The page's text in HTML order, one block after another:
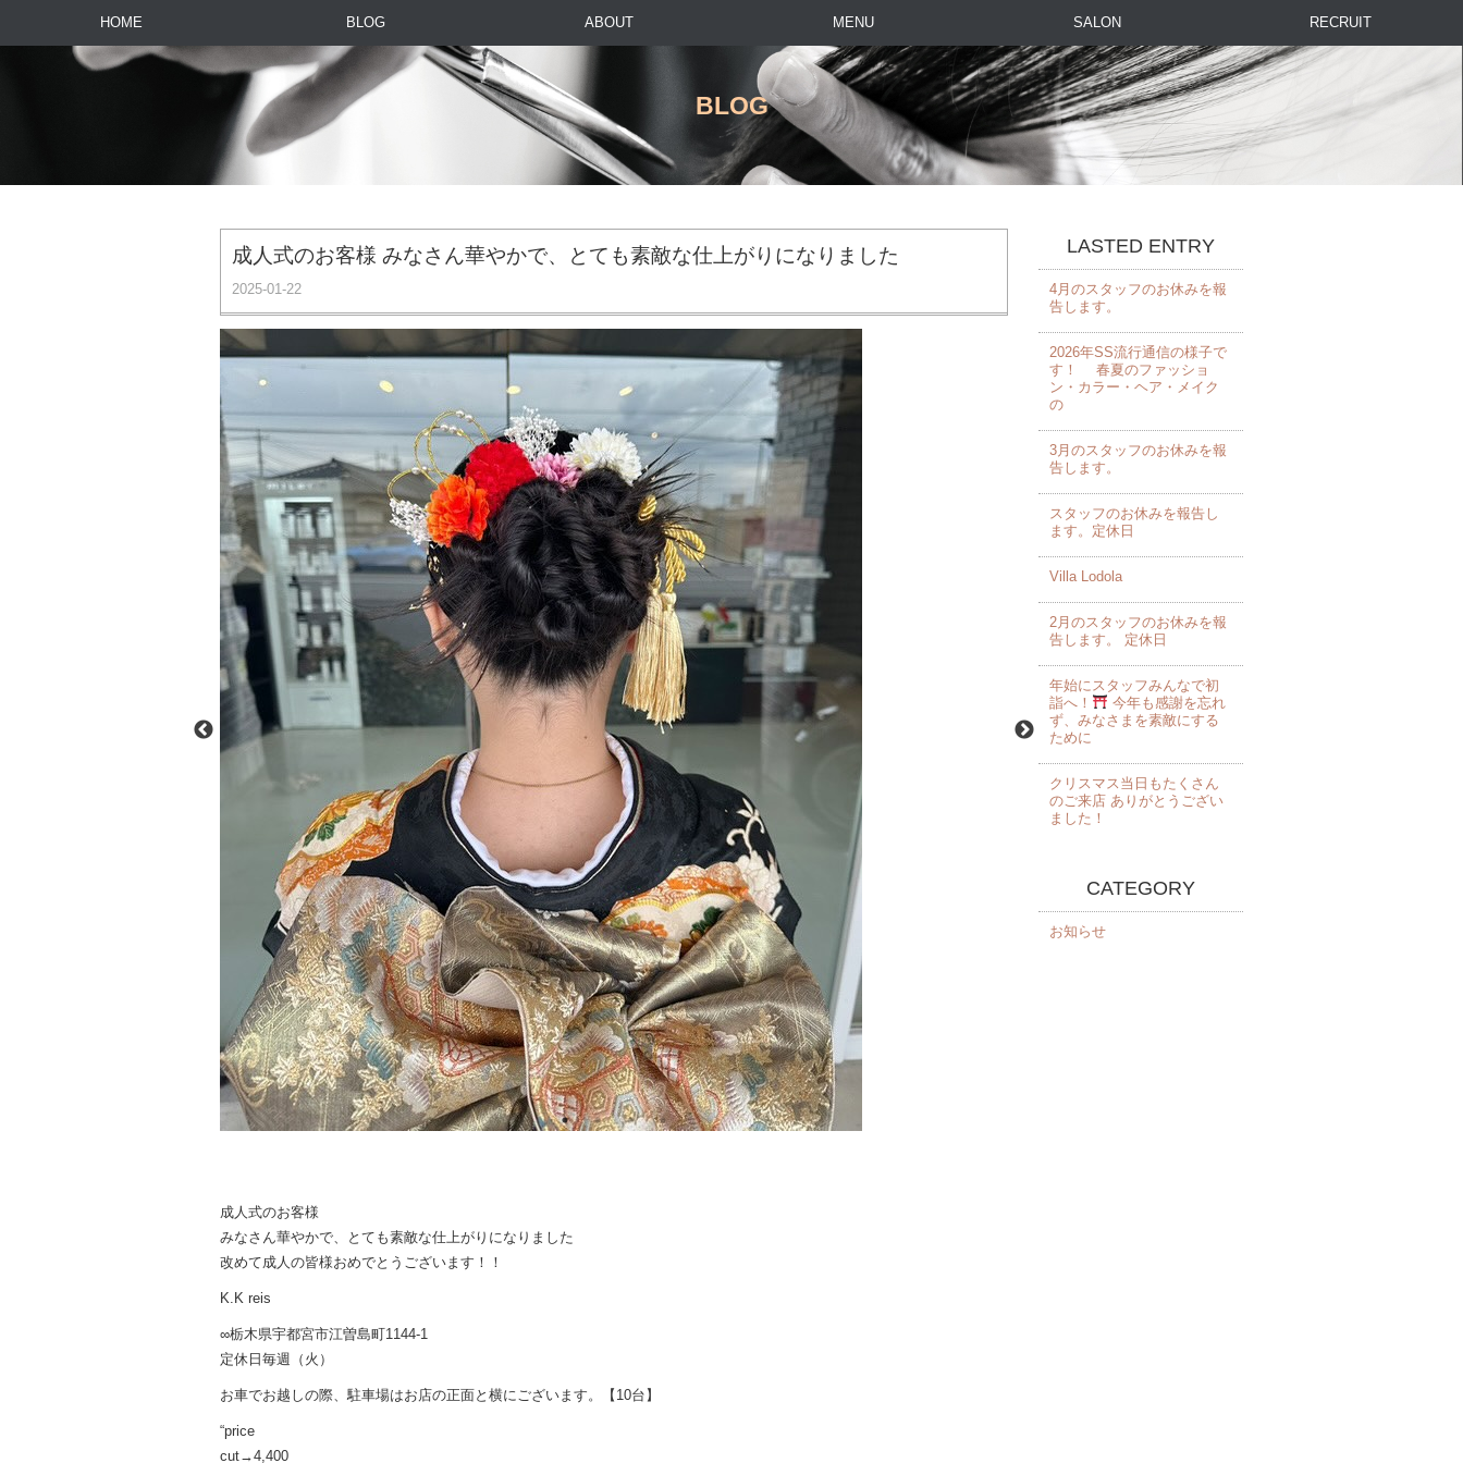
HOME BLOG ABOUT MENU SALON RECRUIT
BLOG
成人式のお客様️ みなさん華やかで、とても素敵な仕上がりになりました
2025-01-22
成人式のお客様️
みなさん華やかで、とても素敵な仕上がりになりました
改めて成人の皆様おめでとうございます！！
K.K reis
∞栃木県宇都宮市江曽島町1144-1
定休日毎週（火）
お車でお越しの際、駐車場はお店の正面と横にございます。【10台】
“price
cut→4,400
LASTED ENTRY
4月のスタッフのお休みを報
告します。 ⁡
2026年SS流行通信の様子で
す！ 春夏のファッショ
ン・カラー・ヘア・メイク
の
3月のスタッフのお休みを報
告します。 ⁡
スタッフのお休みを報告し
ます。定休日
Villa Lodola
2月のスタッフのお休みを報
告します。 定休日
年始にスタッフみんなで初
詣へ！
今年も感謝を忘れ
ず、みなさまを素敵にする
ために
クリスマス当日もたくさん
のご来店 ありがとうござい
ました！️
CATEGORY
お知らせ